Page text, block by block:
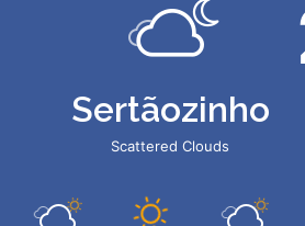
Sertãozinho
Scattered Clouds